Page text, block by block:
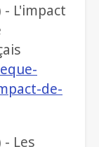
L'impact
de-
Les